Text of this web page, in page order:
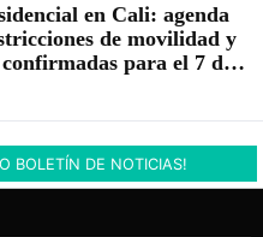
en Cali: agenda
de movilidad y
confirmadas para el 7 de
BOLETÍN DE NOTICIAS!